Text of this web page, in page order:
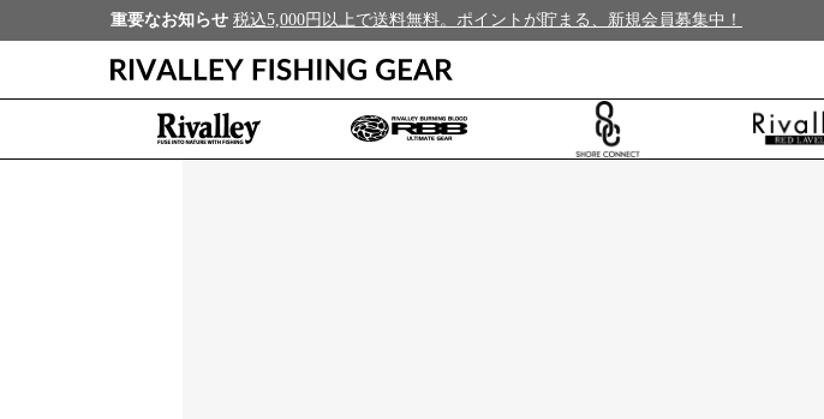
重要なお知らせ 税込5,000円以上で送料無料。ポイントが貯まる、新規会員募集中！